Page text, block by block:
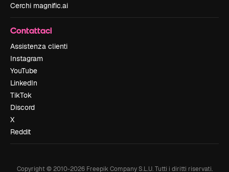
Cerchi magnific.ai
Contattaci
Assistenza clienti
Instagram
YouTube
LinkedIn
TikTok
Discord
X
Reddit
Copyright © 2010-2026Freepik Company S.L.U. Tutti i diritti riservati.